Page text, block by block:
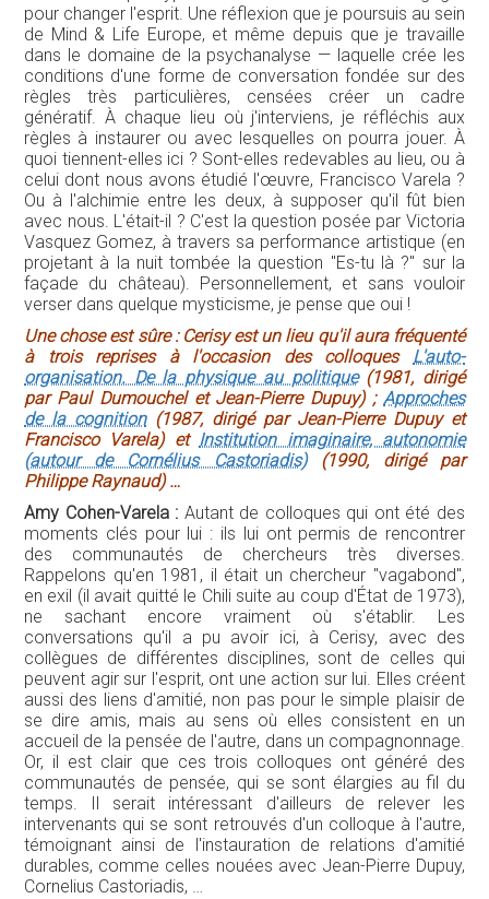
pour changer l'esprit. Une réflexion que je poursuis au sein
de Mind & Life Europe, et même depuis que je travaille
dans le domaine de la psychanalyse — laquelle crée les
conditions d'une forme de conversation fondée sur des
règles très particulières, censées créer un cadre
génératif. À chaque lieu où j'interviens, je réfléchis aux
règles à instaurer ou avec lesquelles on pourra jouer. À
quoi tiennent-elles ici ? Sont-elles redevables au lieu, ou à
celui dont nous avons étudié l'œuvre, Francisco Varela ?
Ou à l'alchimie entre les deux, à supposer qu'il fût bien
avec nous. L'était-il ? C'est la question posée par Victoria
Vasquez Gomez, à travers sa performance artistique (en
projetant à la nuit tombée la question "Es-tu là ?" sur la
façade du château). Personnellement, et sans vouloir
verser dans quelque mysticisme, je pense que oui !
Une chose est sûre : Cerisy est un lieu qu'il aura fréquenté
à trois reprises à l'occasion des colloques L'auto-
organisation. De la physique au politique(1981, dirigé
par Paul Dumouchel et Jean-Pierre Dupuy) ; Approches
de la cognition(1987, dirigé par Jean-Pierre Dupuy et
Francisco Varela) et Institution imaginaire, autonomie
(autour de Cornélius Castoriadis)(1990, dirigé par
Philippe Raynaud) …
Amy Cohen-Varela : Autant de colloques qui ont été des
moments clés pour lui : ils lui ont permis de rencontrer
des communautés de chercheurs très diverses.
Rappelons qu'en 1981, il était un chercheur "vagabond",
en exil (il avait quitté le Chili suite au coup d'État de 1973),
ne sachant encore vraiment où s'établir. Les
conversations qu'il a pu avoir ici, à Cerisy, avec des
collègues de différentes disciplines, sont de celles qui
peuvent agir sur l'esprit, ont une action sur lui. Elles créent
aussi des liens d'amitié, non pas pour le simple plaisir de
se dire amis, mais au sens où elles consistent en un
accueil de la pensée de l'autre, dans un compagnonnage.
Or, il est clair que ces trois colloques ont généré des
communautés de pensée, qui se sont élargies au fil du
temps. Il serait intéressant d'ailleurs de relever les
intervenants qui se sont retrouvés d'un colloque à l'autre,
témoignant ainsi de l'instauration de relations d'amitié
durables, comme celles nouées avec Jean-Pierre Dupuy,
Cornelius Castoriadis, …